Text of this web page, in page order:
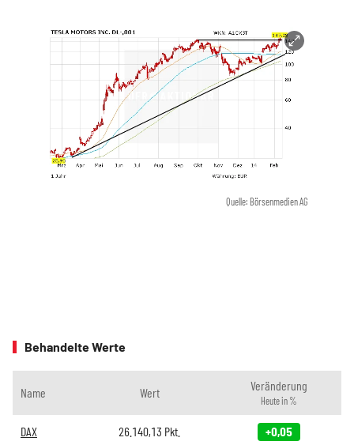
Quelle: Börsenmedien AG
Behandelte Werte
Name Wert Veränderung
Heute in %
DAX 26.140,13 Pkt. +0,05